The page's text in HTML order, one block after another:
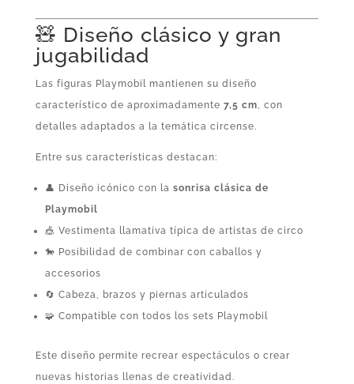
🧸 Diseño clásico y gran
jugabilidad
Las figuras Playmobil mantienen su diseño
característico de aproximadamente 7,5 cm, con
detalles adaptados a la temática circense.
Entre sus características destacan:
👤 Diseño icónico con la sonrisa clásica de
Playmobil
🎪 Vestimenta llamativa típica de artistas de circo
🐎 Posibilidad de combinar con caballos y
accesorios
🔄 Cabeza, brazos y piernas articulados
🧩 Compatible con todos los sets Playmobil
Este diseño permite recrear espectáculos o crear
nuevas historias llenas de creatividad.